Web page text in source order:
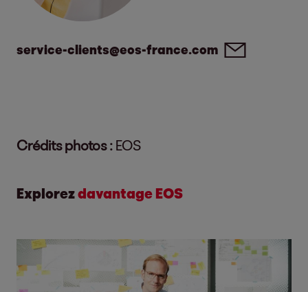
service-clients@eos-france.com
Crédits photos : EOS
Explorezdavantage EOS